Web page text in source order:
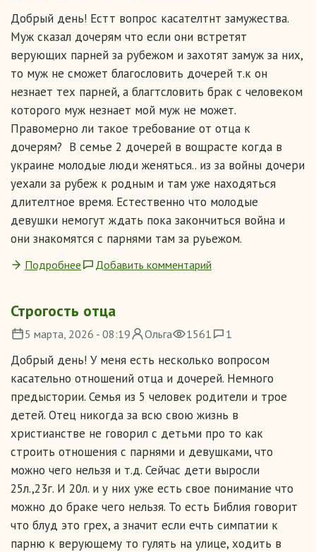
Добрый день! Естт вопрос касателтнт замужества.
Муж сказал дочерям что если они встретят
верующих парней за рубежом и захотят замуж за них,
то муж не сможет благословить дочерей т.к он
незнает тех парней, а благтсловить брак с человеком
которого муж незнает мой муж не может.
Правомерно ли такое требование от отца к
дочерям? В семье 2 дочерей в вощрасте когда в
украине молодые люди женяться.. из за войны дочери
уехали за рубеж к родным и там уже находяться
длителтное время. Естественно что молодые
девушки немогут ждать пока закончиться война и
они знакомятся с парнями там за руьежом.
Подробнее Добавить комментарий
Строгость отца
5 марта, 2026 - 08:19 Ольга 1561 1
Добрый день! У меня есть несколько вопросом
касательно отношений отца и дочерей. Немного
предыстории. Семья из 5 человек родители и трое
детей. Отец никогда за всю свою жизнь в
христианстве не говорил с детьми про то как
строить отношения с парнями и девушками, что
можно чего нельзя и т.д. Сейчас дети выросли
25л.,23г. И 20л. и у них уже есть свое понимание что
можно до браке чего нельзя. То есть Библия говорит
что блуд это грех, а значит если ечть симпатии к
парню к верующему то гулять на улице, ходить в